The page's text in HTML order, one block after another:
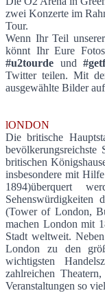
London
zwei Konzerte im
Tour.
Wenn Ihr Teil
könnt Ihr Eure
#u2tourde und
Twitter teilen. Mit
ausgewählte Bilder
lONDON
Die britische
britischen
insbesondere mit
1894)überquert
Sehenswürdigkeiten
(Tower of London,
machen London mit
Stadt weltweit.
London zu den
wichtigsten
zahlreichen
Veranstaltungen so